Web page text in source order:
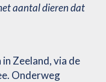
aantal dieren dat
Zeeland, via de
Onderweg